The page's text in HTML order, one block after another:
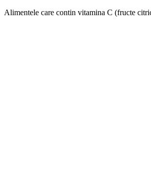
Alimentele care contin vitamina C (fructe